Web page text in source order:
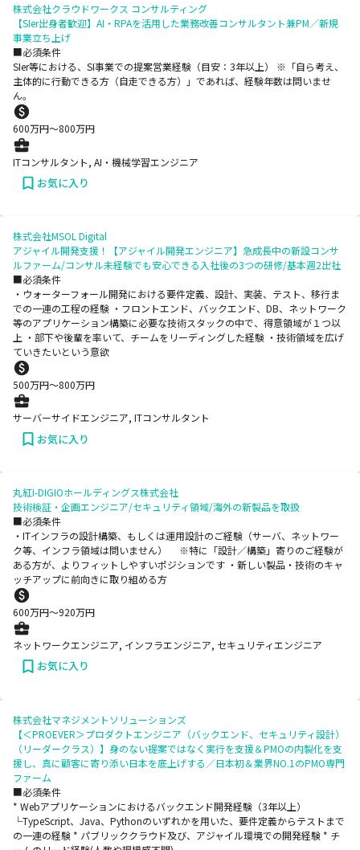
株式会社クラウドワークス コンサルティング
【SIer出身者歓迎】AI・RPAを活用した業務改善コンサルタント兼PM／新規
事業立ち上げ
■必須条件
SIer等における、SI事業での提案営業経験（目安：3年以上） ※「自ら考え、
主体的に行動できる方（自走できる方）」であれば、経験年数は問いませ
ん。
600万円〜800万円
ITコンサルタント, AI・機械学習エンジニア
お気に入り
株式会社MSOL Digital
アジャイル開発支援！【アジャイル開発エンジニア】急成長中の新設コンサ
ルファーム/コンサル未経験でも安心できる入社後の3つの研修/基本週2出社
■必須条件
・ウォーターフォール開発における要件定義、設計、実装、テスト、移行ま
での一連の工程の経験 ・フロントエンド、バックエンド、DB、ネットワーク
等のアプリケーション構築に必要な技術スタックの中で、得意領域が１つ以
上 ・部下や後輩を率いて、チームをリーディングした経験 ・技術領域を広げ
ていきたいという意欲
500万円〜800万円
サーバーサイドエンジニア, ITコンサルタント
お気に入り
丸紅I-DIGIOホールディングス株式会社
技術検証・企画エンジニア/セキュリティ領域/海外の新製品を取扱
■必須条件
・ITインフラの設計構築、もしくは運用設計のご経験（サーバ、ネットワー
ク等、インフラ領域は問いません） ※特に「設計／構築」寄りのご経験が
ある方が、よりフィットしやすいポジションです ・新しい製品・技術のキャ
ッチアップに前向きに取り組める方
600万円〜920万円
ネットワークエンジニア, インフラエンジニア, セキュリティエンジニア
お気に入り
株式会社マネジメントソリューションズ
【＜PROEVER＞プロダクトエンジニア（バックエンド、セキュリティ設計）
（リーダークラス）】身のない提案ではなく実行を支援＆PMOの内製化を支
援し、真に顧客に寄り添い日本を底上げする／日本初＆業界NO.1のPMO専門
ファーム
■必須条件
* Webアプリケーションにおけるバックエンド開発経験（3年以上）
└TypeScript、Java、Pythonのいずれかを用いた、要件定義からテストまで
の一連の経験 * パブリッククラウド及び、アジャイル環境での開発経験 * チ